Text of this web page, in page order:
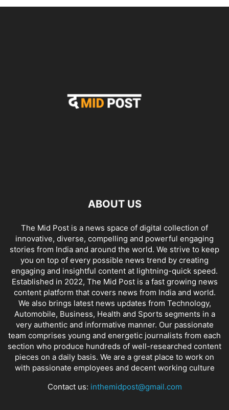
ABOUT US
The Mid Post is a news space of digital collection of
innovative, diverse, compelling and powerful engaging
stories from India and around the world. We strive to keep
you on top of every possible news trend by creating
engaging and insightful content at lightning-quick speed.
Established in 2022, The Mid Post is a fast growing news
content platform that covers news from India and world.
We also brings latest news updates from Technology,
Automobile, Business, Health and Sports segments in a
very authentic and informative manner. Our passionate
team comprises young and energetic journalists from each
section who produce hundreds of well-researched content
pieces on a daily basis. We are a great place to work on
with passionate employees and decent working culture
Contact us: inthemidpost@gmail.com